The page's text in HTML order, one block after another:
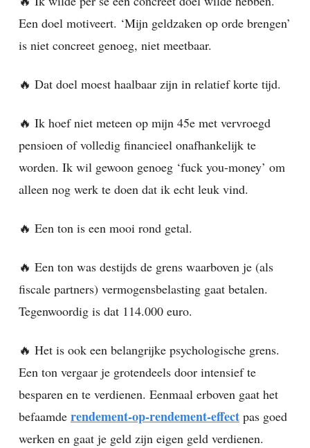
Een doel motiveert. ‘Mijn geldzaken op orde brengen’
is niet concreet genoeg, niet meetbaar.
🔥 Dat doel moest haalbaar zijn in relatief korte tijd.
🔥 Ik hoef niet meteen op mijn 45e met vervroegd
pensioen of volledig financieel onafhankelijk te
worden. Ik wil gewoon genoeg ‘fuck you-money’ om
alleen nog werk te doen dat ik echt leuk vind.
🔥 Een ton is een mooi rond getal.
🔥 Een ton was destijds de grens waarboven je (als
fiscale partners) vermogensbelasting gaat betalen.
Tegenwoordig is dat 114.000 euro.
🔥 Het is ook een belangrijke psychologische grens.
Een ton vergaar je grotendeels door intensief te
besparen en te verdienen. Eenmaal erboven gaat het
befaamde rendement-op-rendement-effect pas goed
werken en gaat je geld zijn eigen geld verdienen.